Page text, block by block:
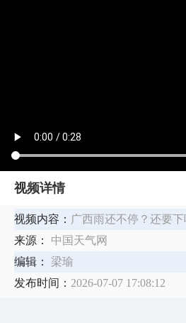
视频详情
视频内容： 广西雨还不停？还要
来源：
中国天气网
编辑：
梁瑜
发布时间： 2026-07-07 17:08:12